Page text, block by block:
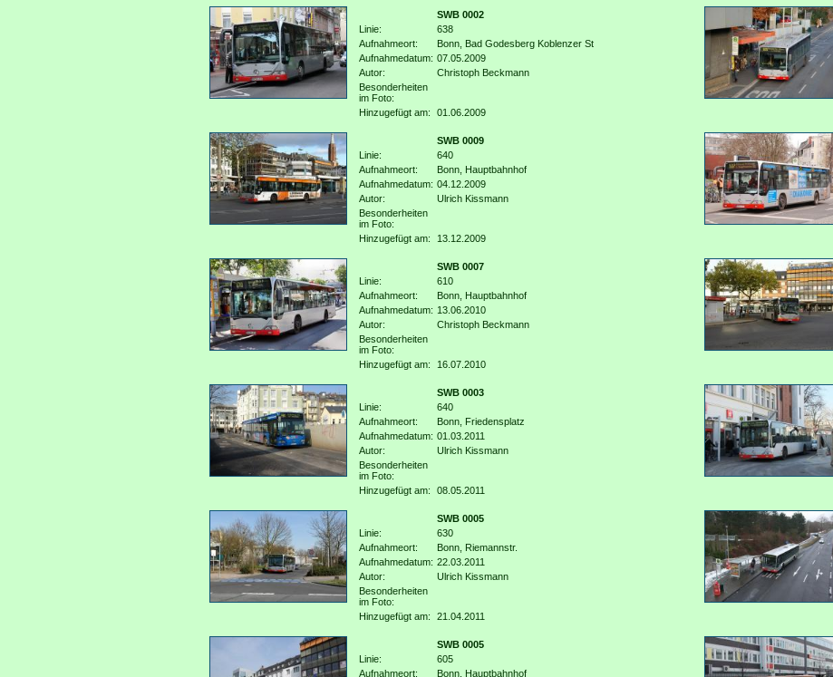
SWB 0002
Linie:
638
Aufnahmeort:
Bonn, Bad Godesberg Koblenzer St
Aufnahmedatum: 07.05.2009
Autor:
Christoph Beckmann
Besonderheiten
im Foto:
Hinzugefügt am:
01.06.2009
SWB 0009
Linie:
640
Aufnahmeort:
Bonn, Hauptbahnhof
Aufnahmedatum: 04.12.2009
Autor:
Ulrich Kissmann
Besonderheiten
im Foto:
Hinzugefügt am:
13.12.2009
SWB 0007
Linie:
610
Aufnahmeort:
Bonn, Hauptbahnhof
Aufnahmedatum: 13.06.2010
Autor:
Christoph Beckmann
Besonderheiten
im Foto:
Hinzugefügt am:
16.07.2010
SWB 0003
Linie:
640
Aufnahmeort:
Bonn, Friedensplatz
Aufnahmedatum: 01.03.2011
Autor:
Ulrich Kissmann
Besonderheiten
im Foto:
Hinzugefügt am:
08.05.2011
SWB 0005
Linie:
630
Aufnahmeort:
Bonn, Riemannstr.
Aufnahmedatum: 22.03.2011
Autor:
Ulrich Kissmann
Besonderheiten
im Foto:
Hinzugefügt am:
21.04.2011
SWB 0005
Linie:
605
Aufnahmeort:
Bonn, Hauptbahnhof